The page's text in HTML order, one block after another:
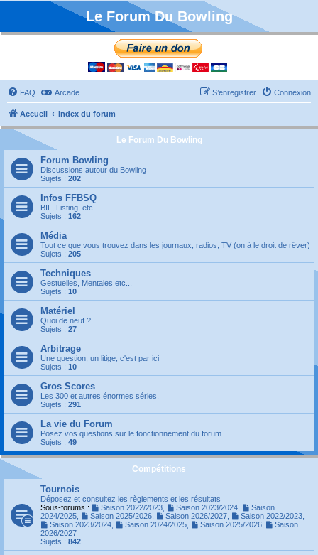
Le Forum Du Bowling
FAQ Arcade Connexion
S’enregistrer
Accueil Index du forum
Le Forum Du Bowling
Forum Bowling
Discussions autour du Bowling
Sujets : 202
Infos FFBSQ
BIF, Listing, etc.
Sujets : 162
Média
Tout ce que vous trouvez dans les journaux, radios, TV (on à le droit de rêver)
Sujets : 205
Techniques
Gestuelles, Mentales etc...
Sujets : 10
Matériel
Quoi de neuf ?
Sujets : 27
Arbitrage
Une question, un litige, c'est par ici
Sujets : 10
Gros Scores
Les 300 et autres énormes séries.
Sujets : 291
La vie du Forum
Posez vos questions sur le fonctionnement du forum.
Sujets : 49
Compétitions
Tournois
Déposez et consultez les règlements et les résultats
Sous-forums :
Saison 2022/2023, Saison 2023/2024,
Saison
2024/2025
Saison 2025/2026, Saison 2026/2027, Saison 2022/2023,
Saison 2023/2024, Saison 2024/2025, Saison 2025/2026,
Saison
2026/2027
Sujets : 842